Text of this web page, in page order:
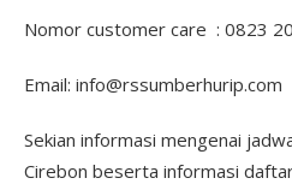
Nomor customer care : 0823
Email: info@rssumberhurip.com
Sekian informasi mengenai
Cirebon beserta informasi